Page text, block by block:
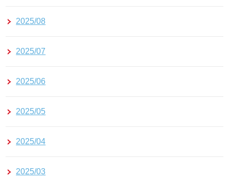
2025/08
2025/07
2025/06
2025/05
2025/04
2025/03